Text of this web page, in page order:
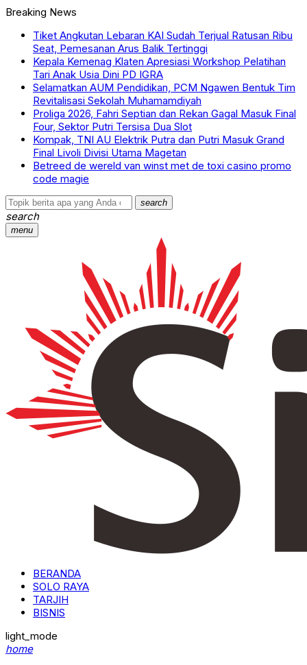
Breaking News
Tiket Angkutan Lebaran KAI Sudah Terjual Ratusan Ribu
Seat, Pemesanan Arus Balik Tertinggi
Kepala Kemenag Klaten Apresiasi Workshop Pelatihan
Tari Anak Usia Dini PD IGRA
Selamatkan AUM Pendidikan, PCM Ngawen Bentuk Tim
Revitalisasi Sekolah Muhamamdiyah
Proliga 2026, Fahri Septian dan Rekan Gagal Masuk Final
Four, Sektor Putri Tersisa Dua Slot
Kompak, TNI AU Elektrik Putra dan Putri Masuk Grand
Final Livoli Divisi Utama Magetan
Betreed de wereld van winst met de toxi casino promo
code magie
search
search
menu
BERANDA
SOLO RAYA
TARJIH
BISNIS
light_mode
home